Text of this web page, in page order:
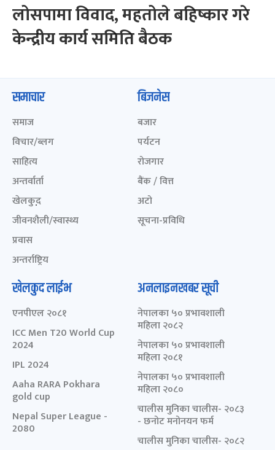
लोसपामा विवाद, महतोले बहिष्कार गरे
केन्द्रीय कार्य समिति बैठक
समाचार
समाज
विचार/ब्लग
साहित्य
अन्तर्वार्ता
खेलकुद़़
जीवनशैली/स्वास्थ्य
प्रवास
अन्तर्राष्ट्रिय
बिजनेस
बजार
पर्यटन
रोजगार
बैंक / वित्त
अटो
सूचना-प्रविधि
खेलकुद लाईभ
एनपीएल २०८१
ICC Men T20 World Cup
2024
IPL 2024
Aaha RARA Pokhara
gold cup
Nepal Super League -
2080
अनलाइनखबर सूची
नेपालका ५० प्रभावशाली
महिला २०८२
नेपालका ५० प्रभावशाली
महिला २०८१
नेपालका ५० प्रभावशाली
महिला २०८०
चालीस मुनिका चालीस- २०८३
- छनोट मनोनयन फर्म
चालीस मुनिका चालीस- २०८२